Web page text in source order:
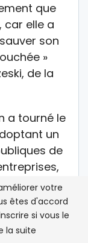
que
car elle a
son
»
de la
a tourné le
un
de
milliards
votre
êtes d'accord
si vous le
la suite